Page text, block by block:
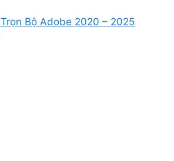
Bộ Adobe 2020 – 2025